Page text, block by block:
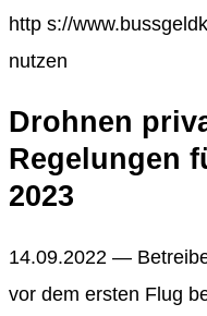
http s://
nutzen
Drohnen
Regelungen
2023
14.09.2022 —
vor dem ersten Flug